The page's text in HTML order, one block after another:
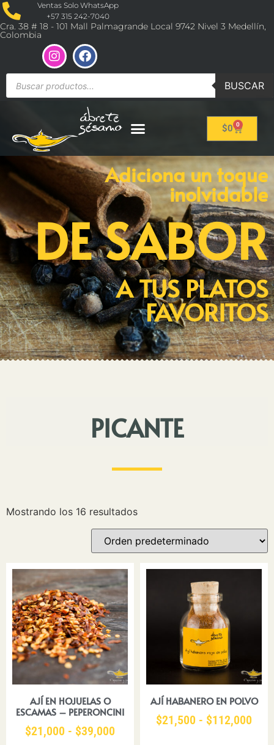
Ventas Solo WhatsApp
+57 315 242-7040
Cra. 38 # 18 - 101 Mall Palmagrande Local 9742 Nivel 3 Medellín,
Colombia
BUSCAR
$0 0
Adiciona un toque
inolvidable
DE SABOR
A TUS PLATOS
FAVORITOS
PICANTE
Mostrando los 16 resultados
AJÍ EN HOJUELAS O
ESCAMAS – PEPERONCINI
$21,000 - $39,000
AJÍ HABANERO EN POLVO
$21,500 - $112,000